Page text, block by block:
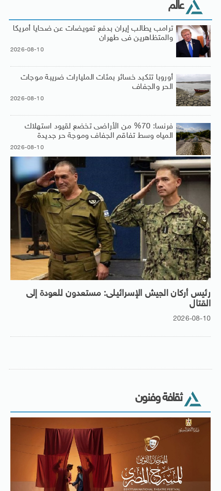
عالم
ترامب يطالب إيران بدفع تعويضات عن ضحايا أمريكا
والمتظاهرين فى طهران
2026-08-10
أوروبا تتكبد خسائر بمئات المليارات ضريبة موجات
الحر والجفاف
2026-08-10
فرنسا: 70% من الأراضى تخضع لقيود استهلاك
المياه وسط تفاقم الجفاف وموجة حر جديدة
2026-08-10
رئيس أركان الجيش الإسرائيلى: مستعدون للعودة إلى
القتال
2026-08-10
ثقافة وفنون